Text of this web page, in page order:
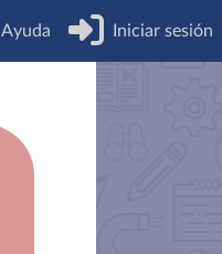
Ayuda Iniciar sesión